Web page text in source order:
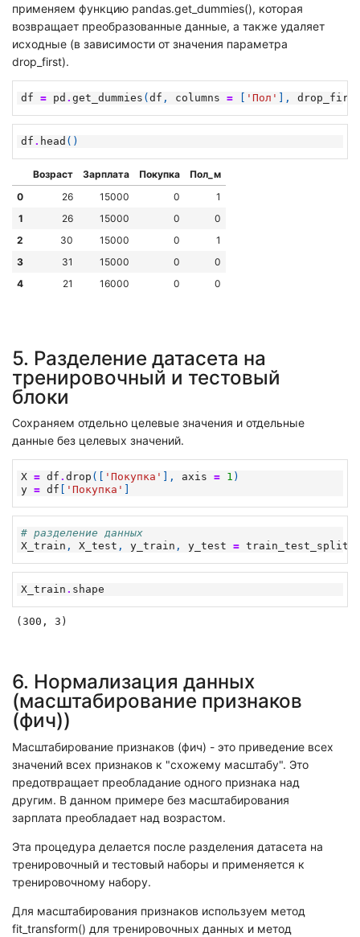
применяем функцию pandas.get_dummies(), которая
возвращает преобразованные данные, а также удаляет
исходные (в зависимости от значения параметра
drop_first).
df = pd .get_dummies (df , columns = [ 'Пол' ],
df . head ()
Возраст Зарплата Покупка
Пол_м
0
26 15000 0
1
1
26 15000 0
0
2
30 15000 0
1
3
31 15000 0
0
4
21 16000 0 0
5. Разделение датасета на
тренировочный и тестовый
блоки
Сохраняем отдельно целевые значения и отдельные
данные без целевых значений.
X = df .drop ([ 'Покупка' ], axis = 1 )
y = df 'Покупка'
# разделение данных
X_train , X_test , y_train , y_test = train_test_split
X_train . shape
(300, 3)
6. Нормализация данных
(масштабирование признаков
(фич))
Масштабирование признаков (фич) - это приведение всех
значений всех признаков к "схожему масштабу". Это
предотвращает преобладание одного признака над
другим. В данном примере без масштабирования
зарплата преобладает над возрастом.
Эта процедура делается после разделения датасета на
тренировочный и тестовый наборы и применяется к
тренировочному набору.
Для масштабирования признаков используем метод
fit_transform() для тренировочных данных и метод